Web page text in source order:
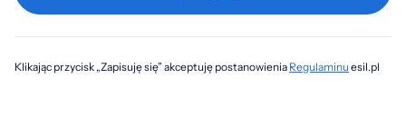
Klikając przycisk „Zapisuję się” akceptuję postanowienia Regulaminuesil.pl